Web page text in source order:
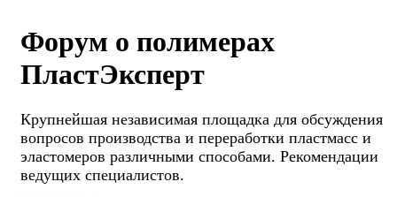
Форум о полимерах
ПластЭксперт
Крупнейшая независимая площадка для обсуждения
вопросов производства и переработки пластмасс и
эластомеров различными способами. Рекомендации
ведущих специалистов.